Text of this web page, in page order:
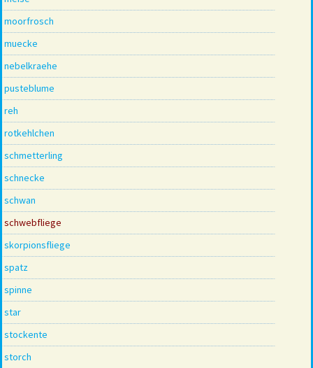
moorfrosch
muecke
nebelkraehe
pusteblume
reh
rotkehlchen
schmetterling
schnecke
schwan
schwebfliege
skorpionsfliege
spatz
spinne
star
stockente
storch